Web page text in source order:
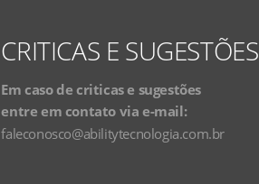
CRITICAS E SUGESTÕES
Em caso de criticas e sugestões
entre em contato via e-mail:
faleconosco@abilitytecnologia.com.br